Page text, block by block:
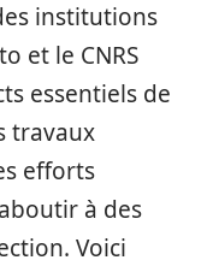
institutions
et le CNRS
essentiels de
travaux
efforts
à des
Voici